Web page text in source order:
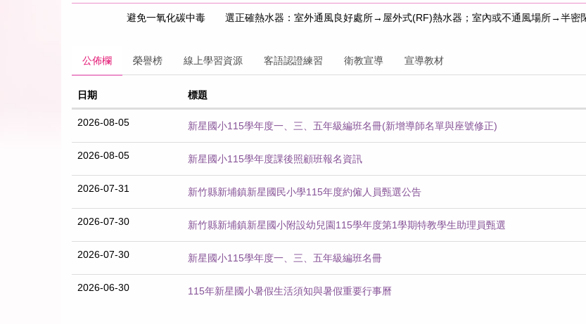
避免一氧化碳中毒 選正確熱水器：室外通風良好處所→屋外式(RF)熱水器；室內或不通風場所→半密閉強制排氣式熱
公佈欄 榮譽榜 線上學習資源 客語認證練習 衛教宣導 宣導教材
日期 標題
2026-08-05 新星國小115學年度一、三、五年級編班名冊(新增導師名單與座號修正)
2026-08-05 新星國小115學年度課後照顧班報名資訊
2026-07-31 新竹縣新埔鎮新星國民小學115年度約僱人員甄選公告
2026-07-30 新竹縣新埔鎮新星國小附設幼兒園115學年度第1學期特教學生助理員甄選
2026-07-30 新星國小115學年度一、三、五年級編班名冊
2026-06-30 115年新星國小暑假生活須知與暑假重要行事曆